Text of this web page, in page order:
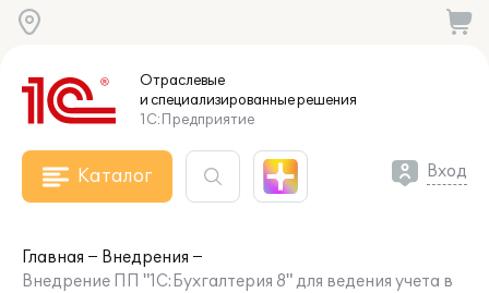
Отраслевые
и специализированныерешения
1С:Предприятие
Каталог Вход
Главная
Внедрения
Внедрение ПП "1С:Бухгалтерия 8" для ведения учета в